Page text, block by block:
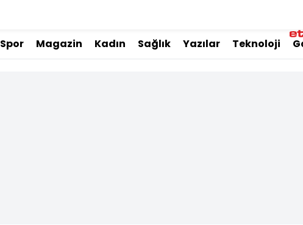
Spor Magazin Kadın Sağlık Yazılar Teknoloji